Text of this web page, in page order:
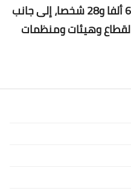
وأدى العدوان المستمر للاحتلال على غزة، إلى ارتقاء 29 ألفا و92 شهيدا، وإصابة 69 ألفا و28 شخصا، إلى جانب
سلطات القطاع وهيئات ومنظمات